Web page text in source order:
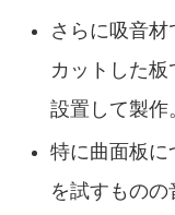
さらに吸音
カットした
設置して製作
特に曲面板に
を試すものの